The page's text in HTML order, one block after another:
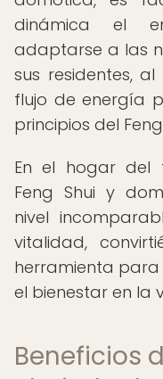
dinámica el
adaptarse a las
sus residentes,
flujo de energía
principios del Feng
En el hogar del
Feng Shui y
nivel
vitalidad,
herramienta
el bienestar en la
Beneficios